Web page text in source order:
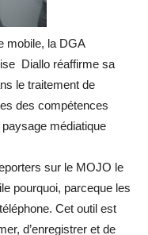
mobile, la DGA
Diallo réaffirme sa
le traitement de
des compétences
médiatique
sur le MOJO le
pourquoi, parceque les
Cet outil est
d’enregistrer et de